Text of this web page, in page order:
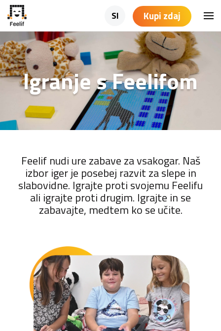
SI Kupi zdaj
Igranje s Feelifom
Feelif nudi ure zabave za vsakogar. Naš
izbor iger je posebej razvit za slepe in
slabovidne. Igrajte proti svojemu Feelifu
ali igrajte proti drugim. Igrajte in se
zabavajte, medtem ko se učite.